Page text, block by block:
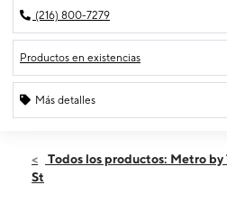
(216) 800-7279
Productos en existencias
Más detalles
Jueves:10:00 a. m. a 7:00 p. m.
Viernes:
Todos los productos: Metro
St